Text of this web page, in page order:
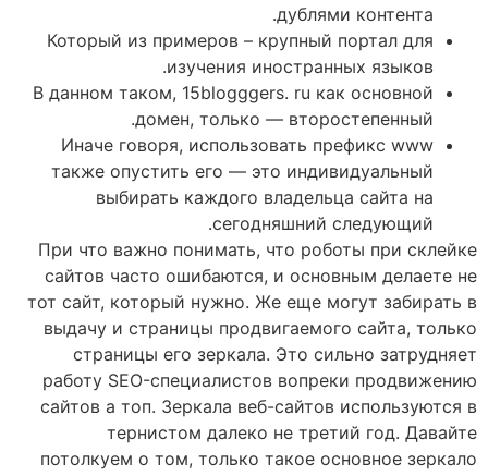
дублями контента.
Который из примеров – крупный портал для
изучения иностранных языков.
В данном таком, 15blogggers. ru как основной
домен, только — второстепенный.
Иначе говоря, использовать префикс www
также опустить его — это индивидуальный
выбирать каждого владельца сайта на
сегодняшний следующий.
При что важно понимать, что роботы при склейке
сайтов часто ошибаются, и основным делаете не
тот сайт, который нужно. Же еще могут забирать в
выдачу и страницы продвигаемого сайта, только
страницы его зеркала. Это сильно затрудняет
работу SEO-специалистов вопреки продвижению
сайтов а топ. Зеркала веб-сайтов используются в
тернистом далеко не третий год. Давайте
потолкуем о том, только такое основное зеркало